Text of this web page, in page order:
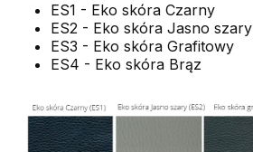
ES1 - Eko skóra Czarny
ES2 - Eko skóra Jasno szary
ES3 - Eko skóra Grafitowy
ES4 - Eko skóra Brąz